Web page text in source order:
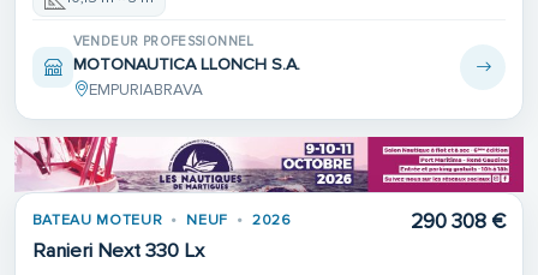
VENDEUR PROFESSIONNEL
MOTONAUTICA LLONCH S.A.
EMPURIABRAVA
BATEAU MOTEUR NEUF 2026
Ranieri Next 330 Lx
290 308 €